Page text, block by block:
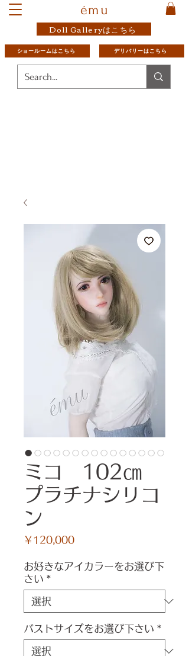
ému
Doll Galleryはこちら
ショールームはこちら デリバリーはこちら
ミコ 102㎝
プラチナシリコ
ン
￥120,000価
お好きなアイカラーをお選び下
さい *
バストサイズをお選び下さい *